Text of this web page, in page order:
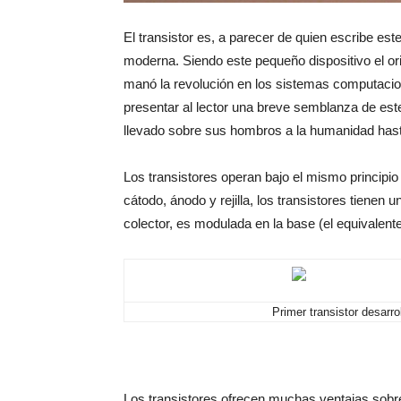
El transistor es, a parecer de quien escribe
moderna. Siendo este pequeño dispositivo el
manó la revolución en los sistemas
presentar al lector una breve semblanza de
llevado sobre sus hombros a la humanidad
Los transistores operan bajo el mismo
cátodo, ánodo y rejilla, los transistores tienen
colector, es modulada en la base (el
Primer transistor